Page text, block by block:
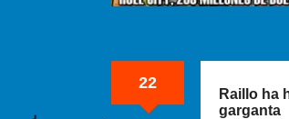
22
Raillo ha
garganta